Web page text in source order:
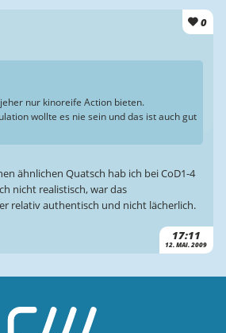
0
17:11
12. MAI. 2009
nur kinoreife Action bieten.
wollte es nie sein und das ist auch gut
ähnlichen Quatsch hab ich bei CoD1-4
nicht realistisch, war das
relativ authentisch und nicht lächerlich.